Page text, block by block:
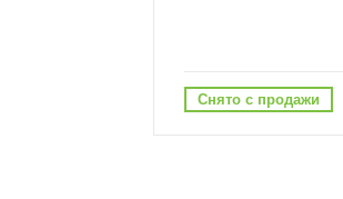
Снято с продажи